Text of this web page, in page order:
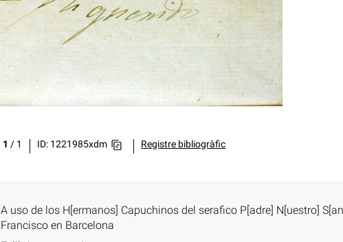
1 / 1 ID: 1221985xdm Registre bibliogràfic
A uso de los H[ermanos] Capuchinos del serafico P[adre] N[uestro]
Francisco en Barcelona